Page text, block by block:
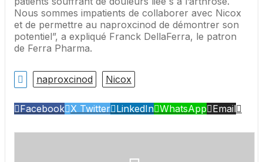
Nous sommes impatients de collaborer avec Nicox
et de permettre au naproxcinod de démontrer son
potentiel”, a expliqué Franck DellaFerra, le patron
de Ferra Pharma.
naproxcinod Nicox
Facebook X Twitter LinkedIn WhatsApp Email